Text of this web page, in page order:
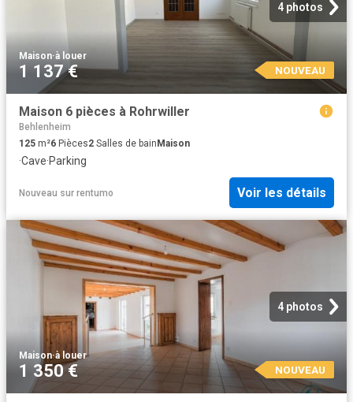
4 photos
Maison·à louer
1 137 € NOUVEAU
Maison 6 pièces à Rohrwiller
Behlenheim
125 m²6 Pièces2 Salles de bain Maison
·Cave·Parking
Nouveau sur rentumo Voir les détails
4 photos
Maison·à louer
1 350 € NOUVEAU